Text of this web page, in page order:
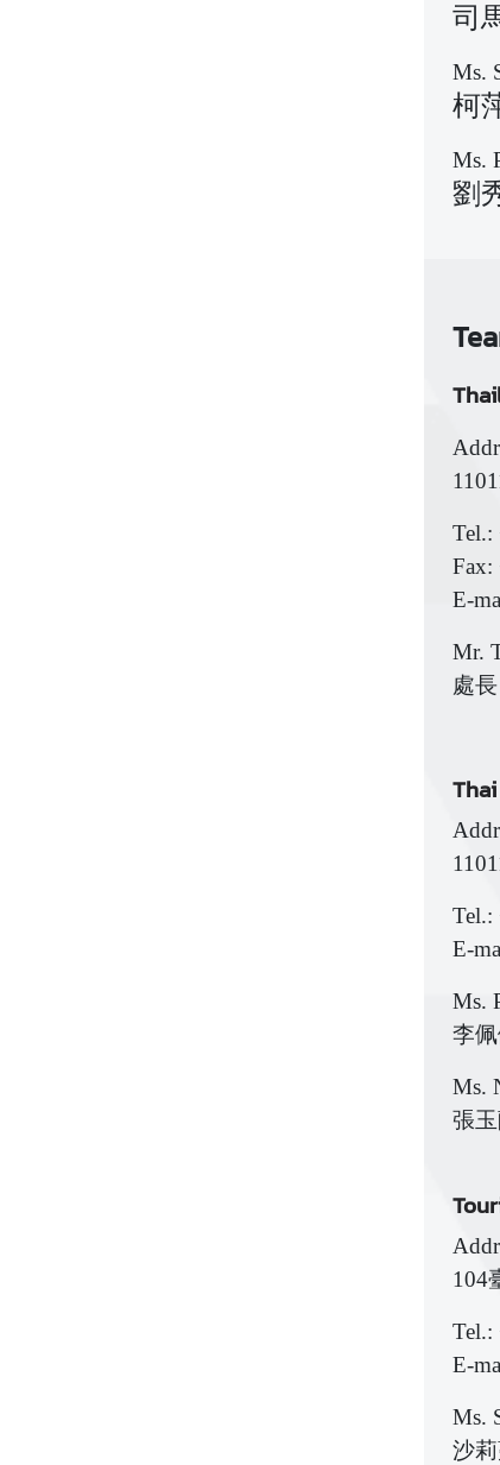
司
Ms.
柯
Ms.
劉
Tel.:
Fax:
E-
Mr.
處長
Tel.:
E-
Ms.
李
Ms.
張
104
Tel.:
E-
Ms.
沙